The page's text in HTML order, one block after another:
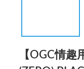
【OGC情趣